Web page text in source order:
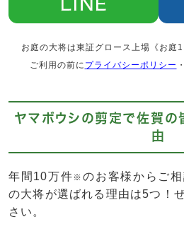
お庭の大将は東証グロース上場《お庭
ご利用の前に プライバシーポリシー ・
ヤマボウシの剪定で佐賀の
由
年間10万件※のお客様からご
の大将が選ばれる理由は5つ！
さい。